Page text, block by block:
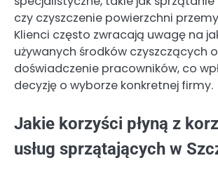
czy czyszczenie powierzchni
Klienci często zwracają uwagę na
używanych środków czyszczących
doświadczenie pracowników, co
decyzję o wyborze konkretnej firmy.
Jakie korzyści płyną z
usług sprzątających w